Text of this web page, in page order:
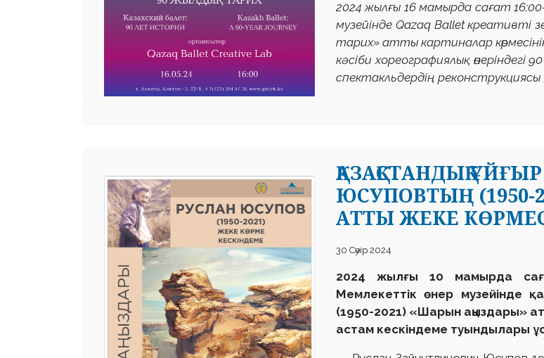
2024 жылғы 16 мамырда сағат
музейінде Qazaq Ballet креативті
тарих» атты картиналар
кәсіби хореографиялық
спектакльдердің реконструкциясы
ҚАЗАҚСТАНДЫҚ
ЮСУПОВТЫҢ
АТТЫ ЖЕКЕ
30 Сәуір 2024
2024 жылғы 10 мамырда
Мемлекеттік өнер музейінде
(1950-2021) «Шарын аңыздары»
астам кескіндеме туындылары